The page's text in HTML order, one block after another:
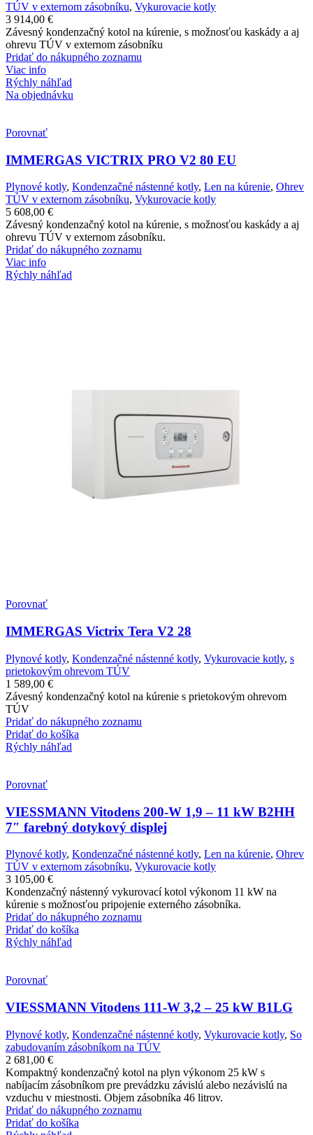
TÚV v externom zásobníku, Vykurovacie kotly
3 914,00 €
Závesný kondenzačný kotol na kúrenie, s možnosťou kaskády a aj
ohrevu TÚV v externom zásobníku
Pridať do nákupného zoznamu
Viac info
Rýchly náhľad
Na objednávku
Porovnať
IMMERGAS VICTRIX PRO V2 80 EU
Plynové kotly, Kondenzačné nástenné kotly, Len na kúrenie, Ohrev
TÚV v externom zásobníku, Vykurovacie kotly
5 608,00 €
Závesný kondenzačný kotol na kúrenie, s možnosťou kaskády a aj
ohrevu TÚV v externom zásobníku.
Pridať do nákupného zoznamu
Viac info
Rýchly náhľad
Porovnať
IMMERGAS Victrix Tera V2 28
Plynové kotly, Kondenzačné nástenné kotly, Vykurovacie kotly, s
prietokovým ohrevom TÚV
1 589,00 €
Závesný kondenzačný kotol na kúrenie s prietokovým ohrevom
TÚV
Pridať do nákupného zoznamu
Pridať do košíka
Rýchly náhľad
Porovnať
VIESSMANN Vitodens 200-W 1,9 – 11 kW B2HH
7″ farebný dotykový displej
Plynové kotly, Kondenzačné nástenné kotly, Len na kúrenie, Ohrev
TÚV v externom zásobníku, Vykurovacie kotly
3 105,00 €
Kondenzačný nástenný vykurovací kotol výkonom 11 kW na
kúrenie s možnosťou pripojenie externého zásobníka.
Pridať do nákupného zoznamu
Pridať do košíka
Rýchly náhľad
Porovnať
VIESSMANN Vitodens 111-W 3,2 – 25 kW B1LG
Plynové kotly, Kondenzačné nástenné kotly, Vykurovacie kotly, So
zabudovaním zásobníkom na TÚV
2 681,00 €
Kompaktný kondenzačný kotol na plyn výkonom 25 kW s
nabíjacím zásobníkom pre prevádzku závislú alebo nezávislú na
vzduchu v miestnosti. Objem zásobníka 46 litrov.
Pridať do nákupného zoznamu
Pridať do košíka